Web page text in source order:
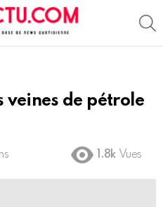
veines de pétrole
1.8k Vues